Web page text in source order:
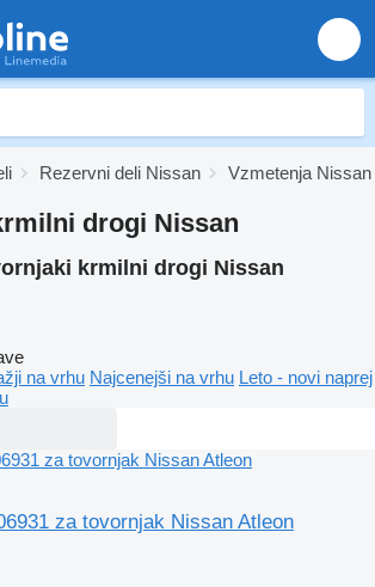
Rezervni deli Nissan Vzmetenja Nissan
drogi Nissan
krmilni drogi Nissan
na vrhu Najcenejši na vrhu Leto - novi naprej
za tovornjak Nissan Atleon